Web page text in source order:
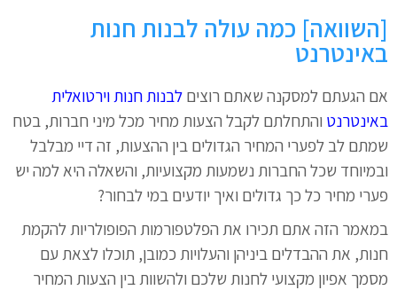
[השוואה] כמה עולה לבנות חנות
באינטרנט
אם הגעתם למסקנה שאתם רוצים לבנות חנות וירטואלית
באינטרנט והתחלתם לקבל הצעות מחיר מכל מיני חברות, בטח
שמתם לב לפערי המחיר הגדולים בין ההצעות, זה דיי מבלבל
ובמיוחד שכל החברות נשמעות מקצועיות, והשאלה היא למה יש
פערי מחיר כל כך גדולים ואיך יודעים במי לבחור?
במאמר הזה אתם תכירו את הפלטפורמות הפופולריות להקמת
חנות, את ההבדלים ביניהן והעלויות כמובן, תוכלו לצאת עם
מסמך אפיון מקצועי לחנות שלכם ולהשוות בין הצעות המחיר